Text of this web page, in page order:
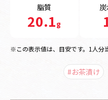
脂質
20.1g
※この表示値は、目安です。1人分
#お茶漬け